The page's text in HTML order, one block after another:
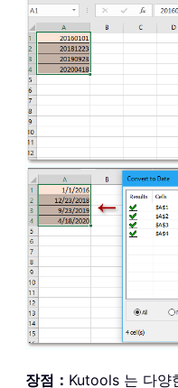
장점： Kutools 는 다양